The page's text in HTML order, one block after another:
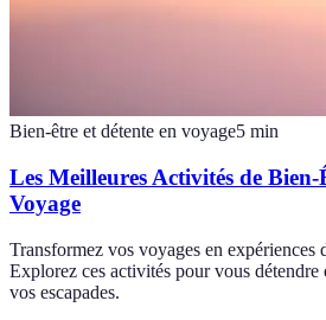
Bien-être et détente en voyage5 min
Les Meilleures Activités de Bien-
Voyage
Transformez vos voyages en expériences
Explorez ces activités pour vous
vos escapades.